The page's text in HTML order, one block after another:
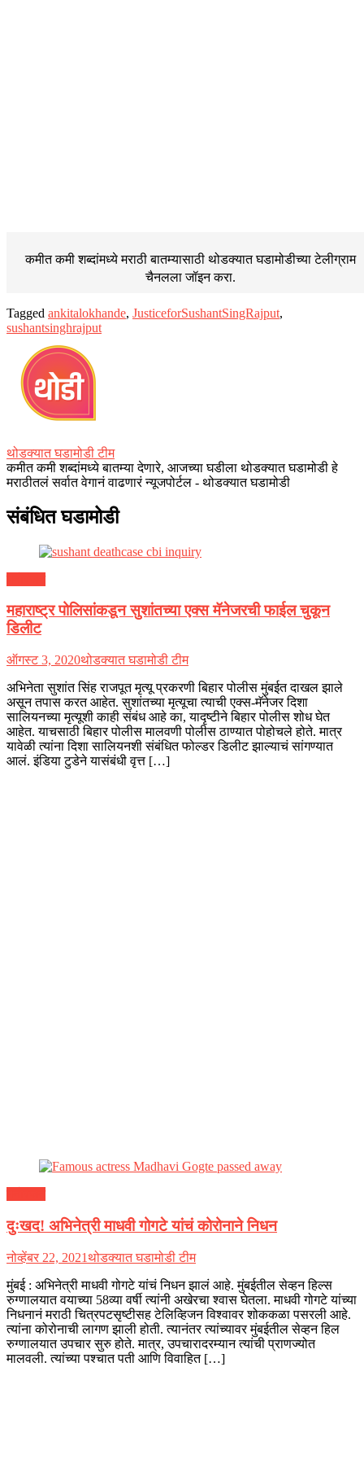
कमीत कमी शब्दांमध्ये मराठी बातम्यासाठी थोडक्यात घडामोडीच्याटेलीग्राम
चैनलला जॉइन करा.
Tagged ankitalokhande, JusticeforSushantSingRajput,
sushantsinghrajput
थोडक्यात घडामोडी टीम
कमीत कमी शब्दांमध्ये बातम्या देणारे, आजच्या घडीला थोडक्यात घडामोडी हे
मराठीतलं सर्वात वेगानं वाढणारं न्यूजपोर्टल - थोडक्यात घडामोडी
संबंधित घडामोडी
महाराष्ट्र पोलिसांकडून सुशांतच्या एक्स मॅनेजरची फाईल चुकून
डिलीट
ऑगस्ट 3, 2020थोडक्यात घडामोडी टीम
अभिनेता सुशांत सिंह राजपूत मृत्यू प्रकरणी बिहार पोलीस मुंबईत दाखल झाले
असून तपास करत आहेत. सुशांतच्या मृत्यूचा त्याची एक्स-मॅनेजर दिशा
सालियनच्या मृत्यूशी काही संबंध आहे का, यादृष्टीने बिहार पोलीस शोध घेत
आहेत. याचसाठी बिहार पोलीस मालवणी पोलीस ठाण्यात पोहोचले होते. मात्र
यावेळी त्यांना दिशा सालियनशी संबंधित फोल्डर डिलीट झाल्याचं सांगण्यात
आलं. इंडिया टुडेने यासंबंधी वृत्त […]
दुःखद! अभिनेत्री माधवी गोगटे यांचं कोरोनाने निधन
नोव्हेंबर 22, 2021थोडक्यात घडामोडी टीम
मुंबई : अभिनेत्री माधवी गोगटे यांचं निधन झालं आहे. मुंबईतील सेव्हन हिल्स
रुग्णालयात वयाच्या 58व्या वर्षी त्यांनी अखेरचा श्वास घेतला. माधवी गोगटे यांच्या
निधनानं मराठी चित्रपटसृष्टीसह टेलिव्हिजन विश्वावर शोककळा पसरली आहे.
त्यांना कोरोनाची लागण झाली होती. त्यानंतर त्यांच्यावर मुंबईतील सेव्हन हिल
रुग्णालयात उपचार सुरु होते. मात्र, उपचारादरम्यान त्यांची प्राणज्योत
मालवली. त्यांच्या पश्चात पती आणि विवाहित […]